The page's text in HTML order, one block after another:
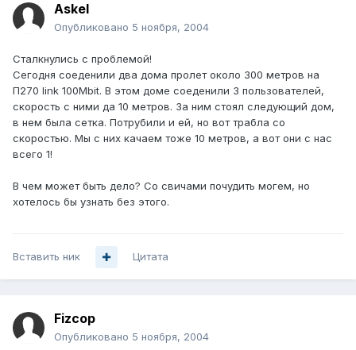
Askel
Опубликовано 5 ноября, 2004
Сталкнулись с проблемой!
Сегодня соеденили два дома пролет около 300 метров на
П270 link 100Mbit. В этом доме соеденили 3 пользователей,
скорость с ними да 10 метров. За ним стоял следующий дом,
в нем была сетка. Потрубили и ей, но вот трабла со
скоростью. Мы с них качаем тоже 10 метров, а вот они с нас
всего 1!
В чем может быть дело? Со свичами почудить могем, но
хотелось бы узнать без этого.
Вставить ник Цитата
Fizcop
Опубликовано 5 ноября, 2004